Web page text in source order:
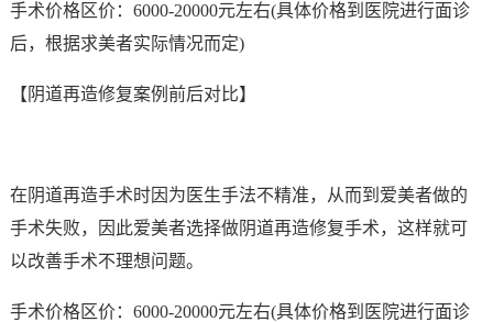
手术价格区价：6000-20000元左右(具体价格到医院进行面诊
后，根据求美者实际情况而定)
【阴道再造修复案例前后对比】
在阴道再造手术时因为医生手法不精准，从而到爱美者做的
手术失败，因此爱美者选择做阴道再造修复手术，这样就可
以改善手术不理想问题。
手术价格区价：6000-20000元左右(具体价格到医院进行面诊